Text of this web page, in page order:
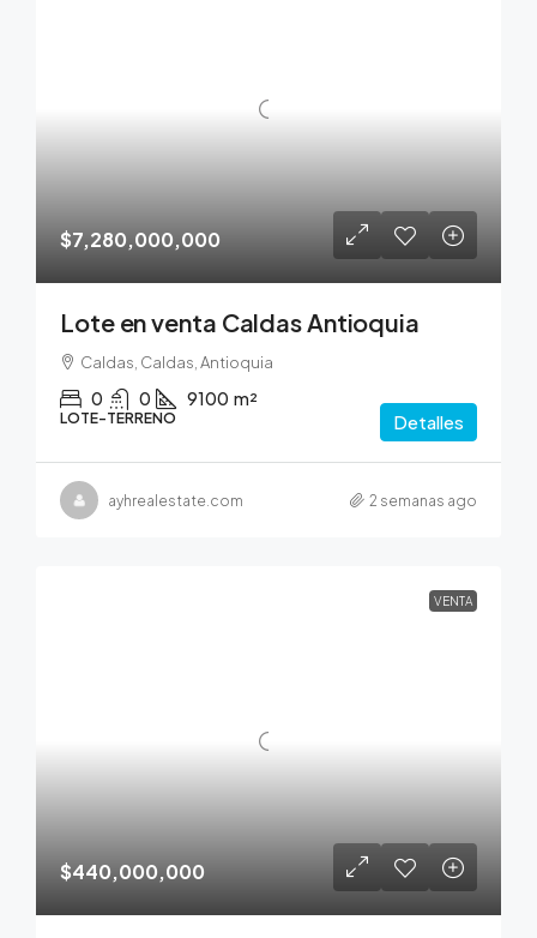
$7,280,000,000
Lote en venta Caldas Antioquia
Caldas, Caldas, Antioquia
0 0 9100 m²
LOTE-TERRENO Detalles
ayhrealestate.com 2 semanas ago
VENTA
$440,000,000